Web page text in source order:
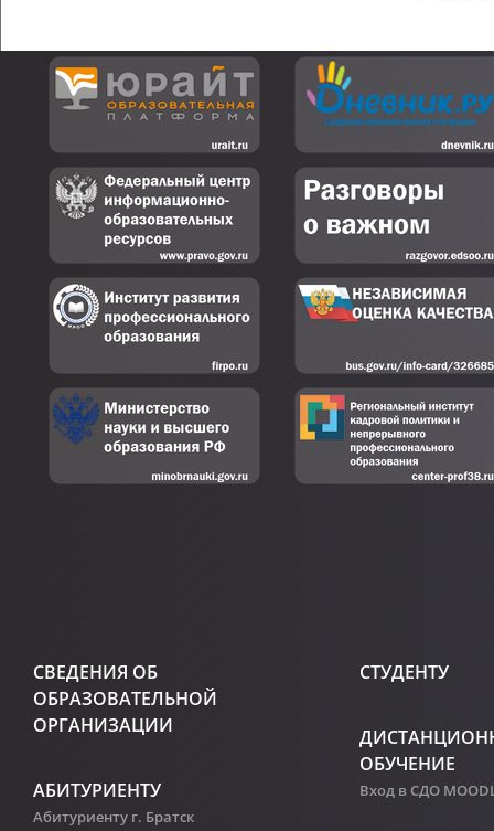
СВЕДЕНИЯ ОБ
ОБРАЗОВАТЕЛЬНОЙ
ОРГАНИЗАЦИИ
АБИТУРИЕНТУ
Абитуриенту г. Братск
СТУДЕНТУ
ОБУЧЕНИЕ
Вход в СДО